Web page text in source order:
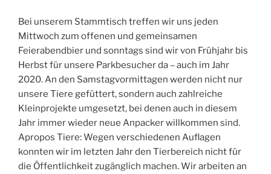
Bei unserem Stammtisch treffen wir uns jeden
Mittwoch zum offenen und gemeinsamen
Feierabendbier und sonntags sind wir von Frühjahr bis
Herbst für unsere Parkbesucher da – auch im Jahr
2020. An den Samstagvormittagen werden nicht nur
unsere Tiere gefüttert, sondern auch zahlreiche
Kleinprojekte umgesetzt, bei denen auch in diesem
Jahr immer wieder neue Anpacker willkommen sind.
Apropos Tiere: Wegen verschiedenen Auflagen
konnten wir im letzten Jahr den Tierbereich nicht für
die Öffentlichkeit zugänglich machen. Wir arbeiten an